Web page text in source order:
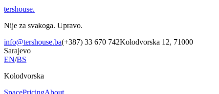
tershouse.
Nije za svakoga. Upravo.
info@tershouse.ba(+387) 33 670 742Kolodvorska 12, 71000
Sarajevo
EN/BS
Kolodvorska